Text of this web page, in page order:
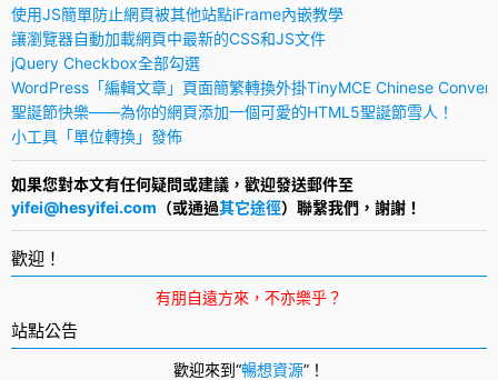
使用JS簡單防止網頁被其他站點iFrame內嵌教學
讓瀏覽器自動加載網頁中最新的CSS和JS文件
jQuery Checkbox全部勾選
WordPress「編輯文章」頁面簡繁轉換外掛TinyMCE Chinese Convert
聖誕節快樂——為你的網頁添加一個可愛的HTML5聖誕節雪人！
小工具「單位轉換」發佈
如果您對本文有任何疑問或建議，歡迎發送郵件至
yifei@hesyifei.com （或通過其它途徑）聯繫我們，謝謝！
歡迎！
有朋自遠方來，不亦樂乎？
站點公告
歡迎來到“暢想資源”！